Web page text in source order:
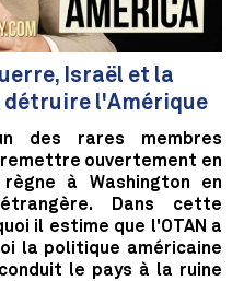
Israël et la
l'Amérique
des rares membres
remettre ouvertement en
à Washington en
Dans cette
il estime que l'OTAN a
la politique américaine
le pays à la ruine